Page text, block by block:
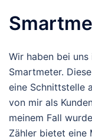
Wir haben bei
Smartmeter.
eine Schnittstelle
von mir als
meinem Fall
Zähler bietet eine